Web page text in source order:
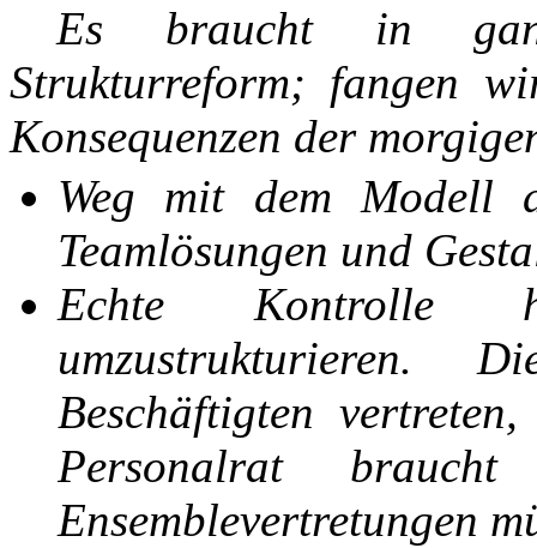
Es braucht in ganz
Strukturreform; fangen
Konsequenzen der
Weg mit dem Modell
Teamlösungen und
Echte Kontrolle
umzustrukturieren.
Beschäftigten
Personalrat
Ensemblevertretungen